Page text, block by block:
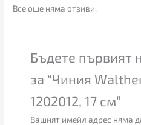
Все още няма отзиви.
Бъдете първият
за “Чиния
1202012, 17 см”
Вашият имейл адрес няма